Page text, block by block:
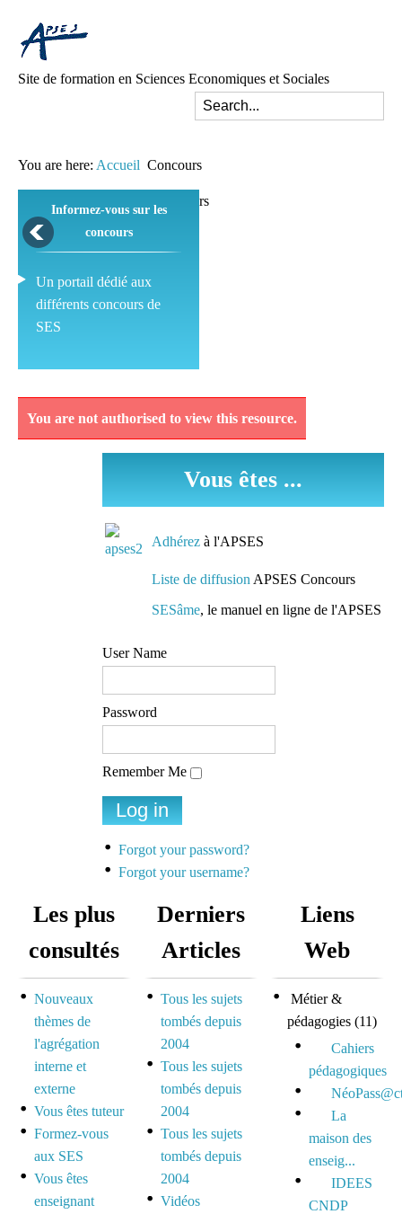
Site de formation en Sciences Economiques et Sociales
You are here: Accueil Concours
Informez-vous sur les
concours
Un portail dédié aux
différents concours de
SES
Découvrez et analysez
mises en oeuvre dans les
des conseils de lecture
diffusion
Une liste de diffusion
dédiée à la préparation
des concours pour
Espace dédié aux tuteurs
et formateurs
Espace réservé pour
mutualiser ses outils,
idées et questionnements
You are not authorised to view this resource.
Vous êtes ...
Adhérez à l'APSES
Liste de diffusion APSES Concours
SESâme, le manuel en ligne de l'APSES
User Name
Password
Remember Me
Forgot your password?
Forgot your username?
Les plus
consultés
Nouveaux
thèmes de
l'agrégation
interne et
externe
Vous êtes tuteur
Formez-vous
aux SES
Vous êtes
enseignant
Derniers
Articles
Tous les sujets
tombés depuis
2004
Tous les sujets
tombés depuis
2004
Tous les sujets
tombés depuis
2004
Vidéos
Liens
Web
Métier &
pédagogies (11)
Cahiers
pédagogiques
La
maison des
enseig...
IDEES
CNDP